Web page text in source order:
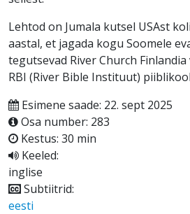
Lehtod on Jumala kutsel USAst
aastal, et jagada kogu Soomele
tegutsevad River Church
RBI (River Bible Instituut)
Esimene saade: 22. sept 2025
Osa number: 283
Kestus: 30 min
Keeled:
inglise
Subtiitrid:
eesti